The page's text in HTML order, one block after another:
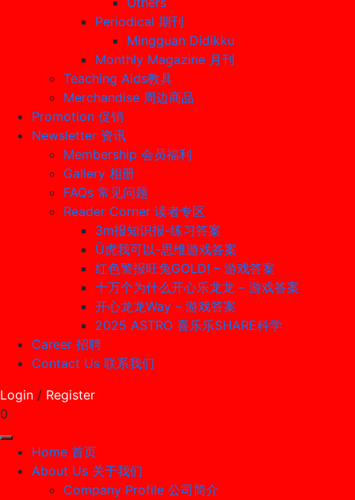
Periodical 期刊
Mingguan Didikku
Monthly Magazine 月刊
Teaching Aids教具
Merchandise 周边商品
Promotion 促销
Newsletter 资讯
Membership 会员福利
Gallery 相册
FAQs 常见问题
Reader Corner 读者专区
3m报知识报-练习答案
Ü虎我可以-思维游戏答案
红色警报旺兔GOLD! – 游戏答案
十万个为什么开心乐龙龙 – 游戏答案
开心龙龙Way – 游戏答案
2025 ASTRO 喜乐乐SHARE科学
Career 招聘
Contact Us 联系我们
Login / Register
0
Home 首页
About Us 关于我们
Company Profile 公司简介